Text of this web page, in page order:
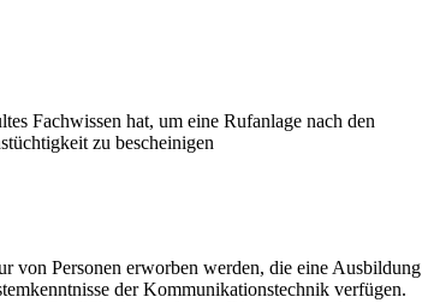
Fachwissen hat, um eine Rufanlage nach den
zu bescheinigen
von Personen erworben werden, die eine Ausbildung
der Kommunikationstechnik verfügen.